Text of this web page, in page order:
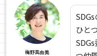
梅野真由美
ひと